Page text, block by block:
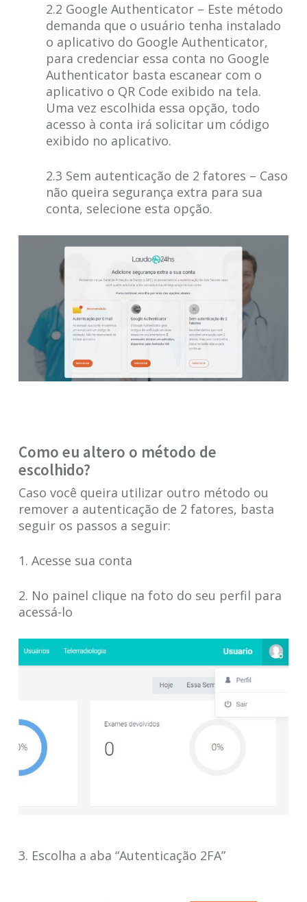
2.2 Google Authenticator – Este método
demanda que o usuário tenha instalado
o aplicativo do Google Authenticator,
para credenciar essa conta no Google
Authenticator basta escanear com o
aplicativo o QR Code exibido na tela.
Uma vez escolhida essa opção, todo
acesso à conta irá solicitar um código
exibido no aplicativo.
2.3 Sem autenticação de 2 fatores – Caso
não queira segurança extra para sua
conta, selecione esta opção.
Como eu altero o método de
escolhido?
Caso você queira utilizar outro método ou
remover a autenticação de 2 fatores, basta
seguir os passos a seguir:
1. Acesse sua conta
2. No painel clique na foto do seu perfil para
acessá-lo
3. Escolha a aba “Autenticação 2FA”